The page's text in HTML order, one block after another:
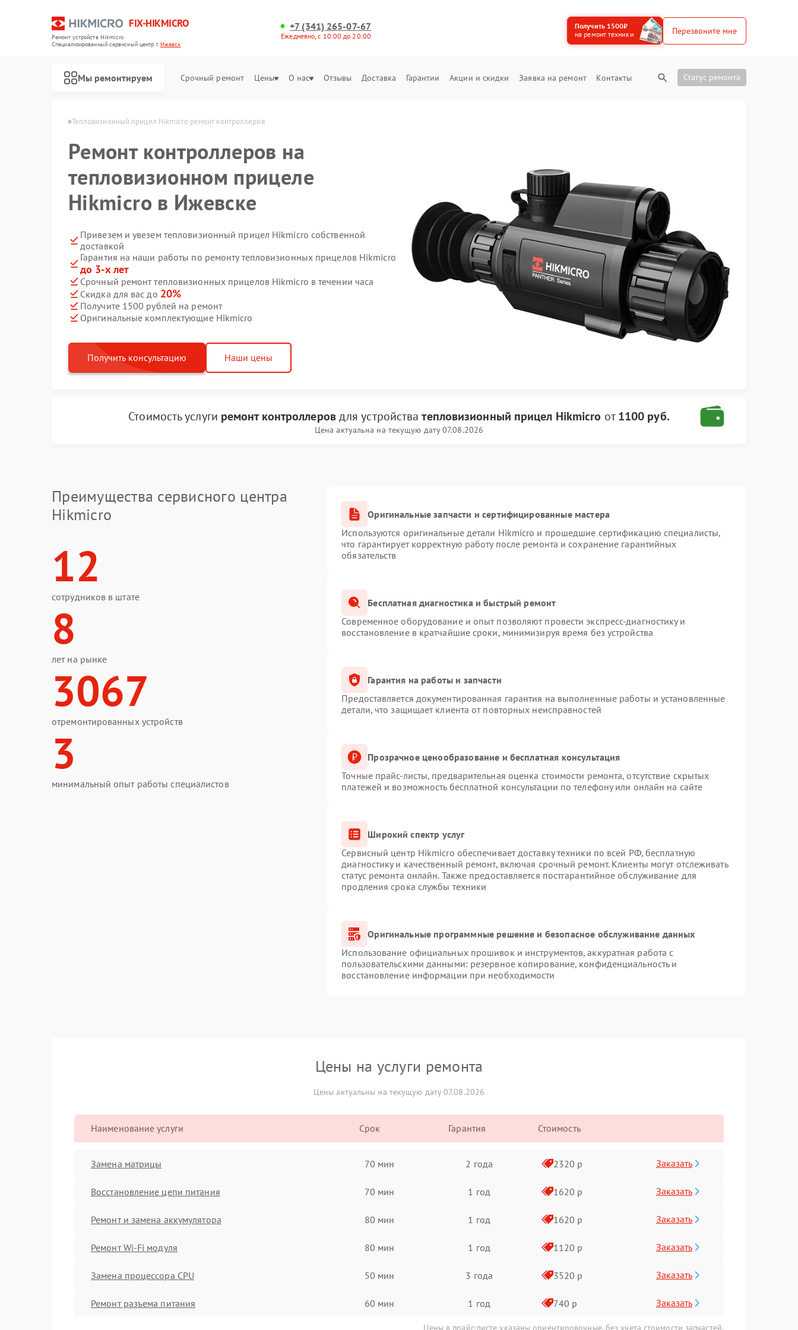
FIX-HIKMICRO
Ремонт устройств Hikmicro
Специализированный cервисный центр г.Ижевск
+7 (341) 265-07-67
Ежедневно, с 10:00 до 20:00
Получить 1500₽
на ремонт техники
Перезвоните мне
Мы ремонтируем Срочный ремонт Цены О нас Отзывы Доставка Гарантии Акции и скидки Заявка на ремонт Контакты Статус ремонта
Тепловизионный прицел Hikmicro ремонт контроллеров
Ремонт контроллеров на
тепловизионном прицеле
Hikmicro в Ижевске
Привезем и увезем тепловизионный прицел Hikmicro собственной
доставкой
Гарантия на наши работы по ремонту тепловизионных прицелов Hikmicro
до 3-х лет
Срочный ремонт тепловизионных прицелов Hikmicro в течении часа
Скидка для вас до 20%
Получите 1500 рублей на ремонт
Оригинальные комплектующие Hikmicro
Получить консультацию Наши цены
Стоимость услуги ремонт контроллеровдля устройстватепловизионный прицел Hikmicro от1100 руб.
Цена актуальна на текущую дату 07.08.2026
Преимущества сервисного центра
Hikmicro
12
сотрудников в штате
8
лет на рынке
3067
отремонтированных устройств
3
минимальный опыт работы специалистов
Оригинальные запчасти и сертифицированные мастера
Используются оригинальные детали Hikmicro и прошедшие сертификацию специалисты,
что гарантирует корректную работу после ремонта и сохранение гарантийных
обязательств
Бесплатная диагностика и быстрый ремонт
Современное оборудование и опыт позволяют провести экспресс-диагностику и
восстановление в кратчайшие сроки, минимизируя время без устройства
Гарантия на работы и запчасти
Предоставляется документированная гарантия на выполненные работы и установленные
детали, что защищает клиента от повторных неисправностей
Прозрачное ценообразование и бесплатная консультация
Точные прайс-листы, предварительная оценка стоимости ремонта, отсутствие скрытых
платежей и возможность бесплатной консультации по телефону или онлайн на сайте
Широкий спектр услуг
Сервисный центр Hikmicro обеспечивает доставку техники по всей РФ, бесплатную
диагностику и качественный ремонт, включая срочный ремонт. Клиенты могут отслеживать
статус ремонта онлайн. Также предоставляется постгарантийное обслуживание для
продления срока службы техники
Оригинальные программные решение и безопасное обслуживание данных
Использование официальных прошивок и инструментов, аккуратная работа с
пользовательскими данными: резервное копирование, конфиденциальность и
восстановление информации при необходимости
Цены на услуги ремонта
Цены актуальны на текущую дату 07.08.2026
Наименование услуги Срок Гарантия Стоимость
Замена матрицы 70 мин 2 года 2320 р Заказать
Восстановление цепи питания 70 мин 1 год 1620 р Заказать
Ремонт и замена аккумулятора 80 мин 1 год 1620 р Заказать
Ремонт Wi-Fi модуля 80 мин 1 год 1120 р Заказать
Замена процессора CPU 50 мин 3 года 3520 р Заказать
Ремонт разъема питания 60 мин 1 год 740 р Заказать
Цены в прайс-листе указаны ориентировочные, без учета стоимости запчастей.